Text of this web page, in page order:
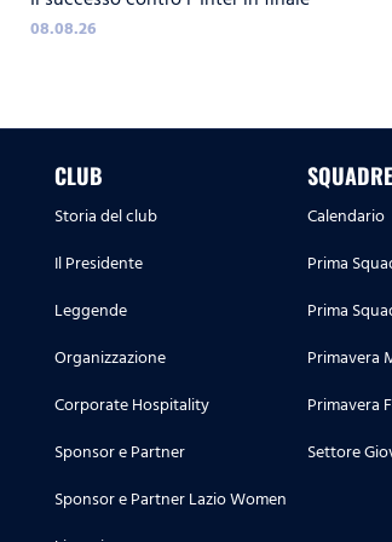
08.08.26
CLUB
Storia del club
Il Presidente
Leggende
Organizzazione
Corporate Hospitality
Sponsor e Partner
Sponsor e Partner Lazio Women
SQUADRE
Calendario
Prima
Prima
Primavera
Primavera
Settore